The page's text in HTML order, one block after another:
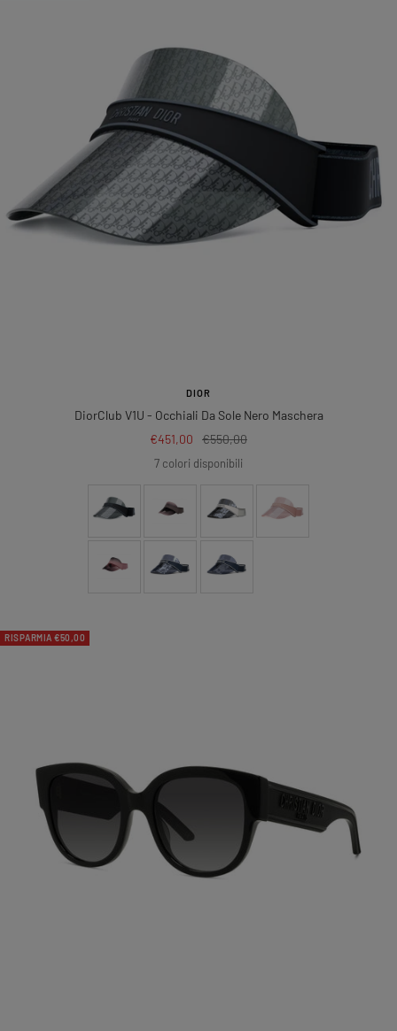
DIOR
DiorClub V1U - Occhiali Da Sole Nero Maschera
Prezzo
di
€451,00
Prezzo
regolare
€550,00
7 colori disponibili
RISPARMIA €50,00